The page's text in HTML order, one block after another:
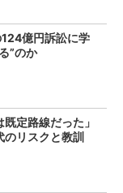
億円訴訟に学
”のか
定路線だった」
リスクと教訓